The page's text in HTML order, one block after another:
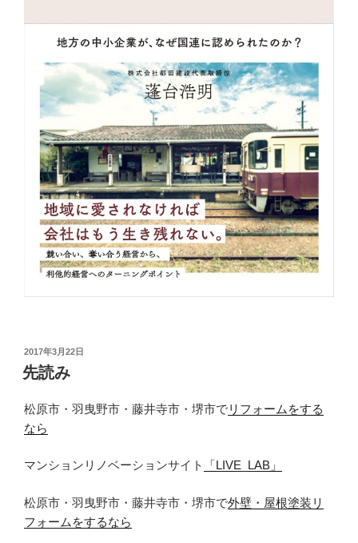
投
稿
日:
2017年3月22日
先読み
松原市・羽曳野市・藤井寺市・堺市でリフォームをする
なら
マンションリノベーションサイト 「LIVE_LAB」
松原市・羽曳野市・藤井寺市・堺市で外壁・屋根塗装リ
フォームをするなら